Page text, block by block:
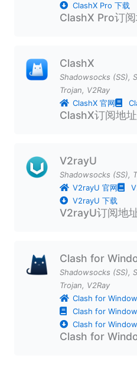
ClashX Pro 下载
ClashX Pro订
ClashX
Shadowsocks (SS),
Trojan, V2Ray
ClashX 官网
ClashX订阅地
V2rayU
Shadowsocks (SS),
V2rayU 官网
V2rayU 下载
V2rayU订阅地
Clash for
Shadowsocks (SS),
Trojan, V2Ray
Clash for
Clash for
Clash for
Clash for